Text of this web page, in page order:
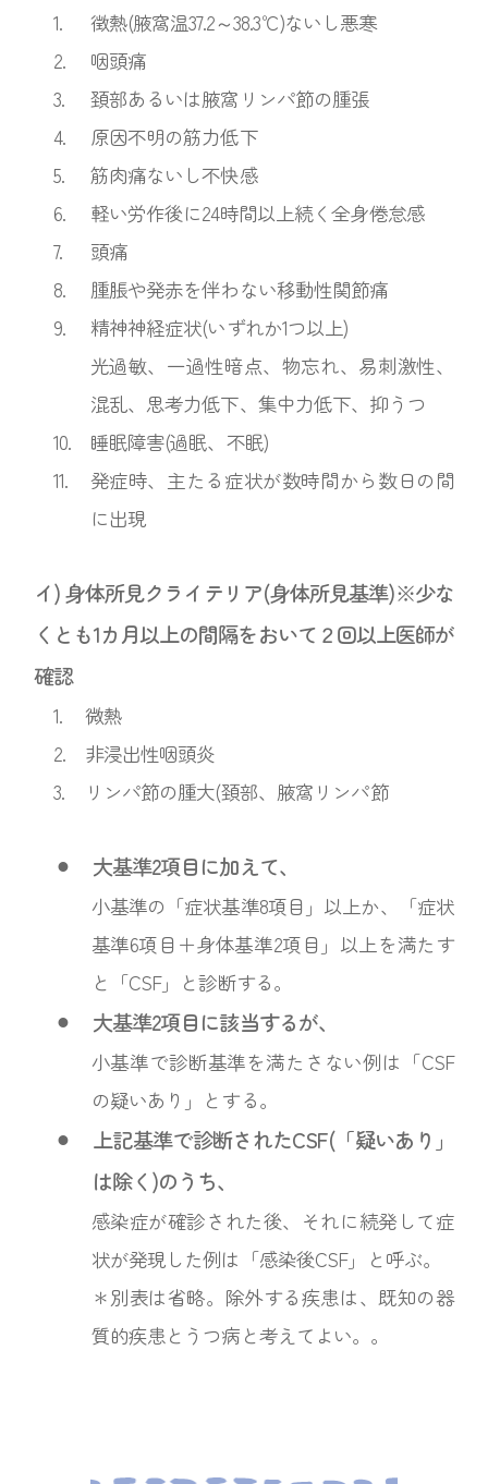
1.
徴熱(腋窩温37.2～38.3℃)ないし悪寒
2.
咽頭痛
3.
頚部あるいは腋窩リンパ節の腫張
4.
原因不明の筋力低下
5.
筋肉痛ないし不快感
6.
軽い労作後に24時間以上続く全身倦怠感
7.
頭痛
8.
腫脹や発赤を伴わない移動性関節痛
9.
精神神経症状(いずれか1つ以上)
光過敏、一過性暗点、物忘れ、易刺激性、
混乱、思考力低下、集中力低下、抑うつ
10.
睡眠障害(過眠、不眠)
11.
発症時、主たる症状が数時間から数日の間
に出現
イ) 身体所見クライテリア(身体所見基準)※少な
くとも1カ月以上の間隔をおいて２回以上医師が
確認
1.
微熱
2.
非浸出性咽頭炎
3.
リンパ節の腫大(頚部、腋窩リンパ節
⚫︎ 大基準2項目に加えて、
小基準の「症状基準8項目」以上か、「症状
基準6項目＋身体基準2項目」以上を満たす
と「CSF」と診断する。
⚫︎ 大基準2項目に該当するが、
小基準で診断基準を満たさない例は「CSF
の疑いあり」とする。
⚫︎
上記基準で診断されたCSF(「疑いあり」
は除く)のうち、
感染症が確診された後、それに続発して症
状が発現した例は「感染後CSF」と呼ぶ。
＊別表は省略。除外する疾患は、既知の器
質的疾患とうつ病と考えてよい。。